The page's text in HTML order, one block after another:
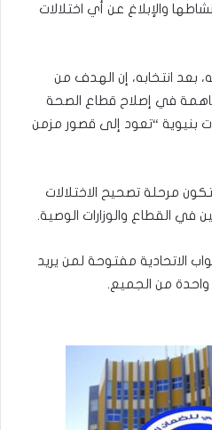
والإبلاغ عن أي اختلالات
بعد انتخابه، إن الهدف من
في إصلاح قطاع الصحة
بنيوية “تعود إلى قصور مزمن
مرحلة تصحيح الاختلالات
في القطاع والوزارات الوصية.
الاتحادية مفتوحة لمن يريد
من الجميع.